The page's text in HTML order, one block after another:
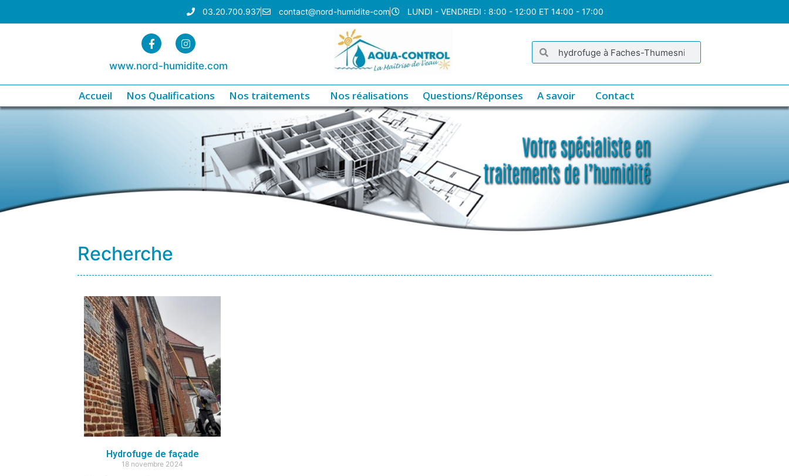
03.20.700.937 contact@nord-humidite-com LUNDI - VENDREDI : 8:00 - 12:00 ET 14:00 - 17:00
www.nord-humidite.com
Accueil Nos Qualifications Nos traitements Nos réalisations Questions/Réponses A savoir Contact
Recherche
Hydrofuge de façade
18 novembre 2024